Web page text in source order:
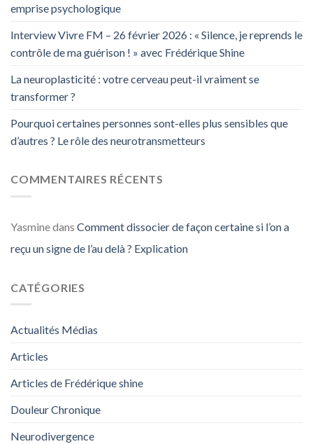
emprise psychologique
Interview Vivre FM – 26 février 2026 : « Silence, je reprends le
contrôle de ma guérison ! » avec Frédérique Shine
La neuroplasticité : votre cerveau peut-il vraiment se
transformer ?
Pourquoi certaines personnes sont-elles plus sensibles que
d’autres ? Le rôle des neurotransmetteurs
COMMENTAIRES RÉCENTS
Yasminedans Comment dissocier de façon certaine si l’on a
reçu un signe de l’au delà ? Explication
CATÉGORIES
Actualités Médias
Articles
Articles de Frédérique shine
Douleur Chronique
Neurodivergence